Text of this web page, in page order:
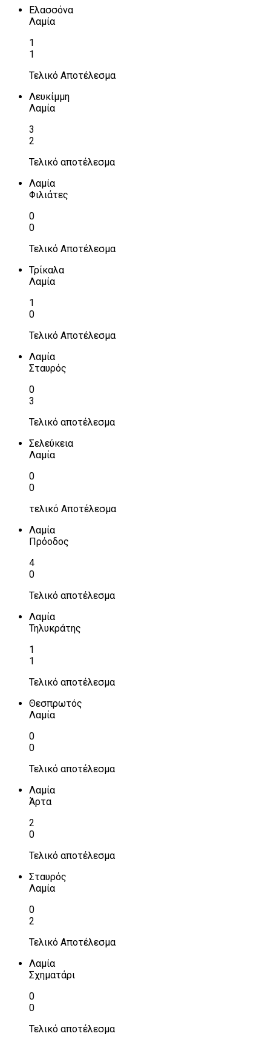
Ελασσόνα
Λαμία
1
1
Τελικό Αποτέλεσμα
Λευκίμμη
Λαμία
3
2
Τελικό αποτέλεσμα
Λαμία
Φιλιάτες
0
0
Τελικό Αποτέλεσμα
Τρίκαλα
Λαμία
1
0
Τελικό Αποτέλεσμα
Λαμία
Σταυρός
0
3
Τελικό αποτέλεσμα
Σελεύκεια
Λαμία
0
0
τελικό Αποτέλεσμα
Λαμία
Πρόοδος
4
0
Τελικό αποτέλεσμα
Λαμία
Τηλυκράτης
1
1
Τελικό αποτέλεσμα
Θεσπρωτός
Λαμία
0
0
Τελικό αποτέλεσμα
Λαμία
Άρτα
2
0
Τελικό αποτέλεσμα
Σταυρός
Λαμία
0
2
Τελικό Αποτέλεσμα
Λαμία
Σχηματάρι
0
0
Τελικό αποτέλεσμα